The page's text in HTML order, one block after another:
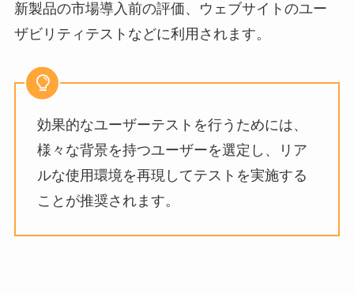
新製品の市場導入前の評価、ウェブサイトのユー
ザビリティテストなどに利用されます。
効果的なユーザーテストを行うためには、
様々な背景を持つユーザーを選定し、リア
ルな使用環境を再現してテストを実施する
ことが推奨されます。